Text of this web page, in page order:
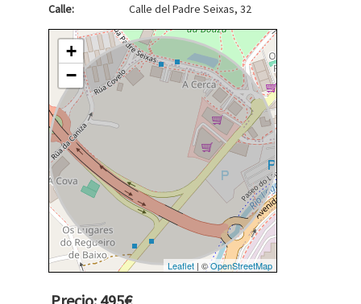
Calle:
Calle del Padre Seixas, 32
+
−
Leaflet | ©OpenStreetMap